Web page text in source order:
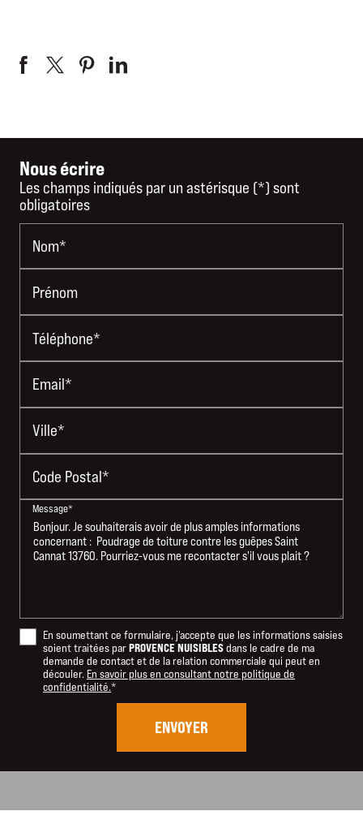
Nous écrire
Les champs indiqués par un astérisque (*) sont
obligatoires
Nom*
Prénom
Téléphone*
Email*
Ville*
Code Postal*
Message*
En soumettant ce formulaire, j'accepte que les informations saisies
soient traitées parPROVENCE NUISIBLESdans le cadre de ma
demande de contact et de la relation commerciale qui peut en
découler. En savoir plus en consultant notre politique de
confidentialité.*